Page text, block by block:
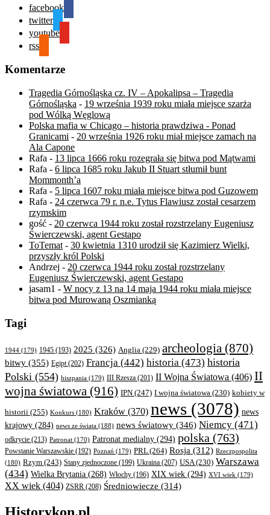
facebook
twitter
youtube
rss
Komentarze
Tragedia Górnośląska cz. IV – Apokalipsa – Tragedia
Górnośląska - 19 września 1939 roku miała miejsce szarża
pod Wólką Węglową
Polska mafia w Chicago – historia prawdziwa - Ponad
Granicami - 20 września 1926 roku miał miejsce zamach na
Ala Capone
Rafa - 13 lipca 1666 roku rozegrała się bitwa pod Mątwami
Rafa - 6 lipca 1685 roku Jakub II Stuart stłumił bunt
Mommonth’a
Rafa - 5 lipca 1607 roku miała miejsce bitwa pod Guzowem
Rafa - 24 czerwca 79 r. n.e. Tytus Flawiusz został cesarzem
rzymskim
gość - 20 czerwca 1944 roku został rozstrzelany Eugeniusz
Świerczewski, agent Gestapo
ToTemat - 30 kwietnia 1310 urodził się Kazimierz Wielki,
przyszły król Polski
Andrzej - 20 czerwca 1944 roku został rozstrzelany
Eugeniusz Świerczewski, agent Gestapo
jasam1 - W nocy z 13 na 14 maja 1944 roku miała miejsce
bitwa pod Murowaną Oszmianką
Tagi
1944 (179) 1945 (193) 2025 (326) Anglia (229) archeologia (870)
bitwy (355) Egipt(202) Francja (442) historia (473) historia
Polski (554) hiszpania (179) III Rzesza (201) II Wojna Światowa (406) II
wojna światowa (916) IPN (247) I wojna światowa (230) kobiety w
historii (255) Konkurs (180) Kraków (370) news (3078) news
krajowy (284) news ze świata (188) news światowy (346) Niemcy (471)
odkrycie (213) Patronat (170) Patronat medialny (294) polska (763)
Powstanie Warszawskie (192) Poznań (179) PRL(264) Rosja (312) Rzeczpospolita
(180) Rzym (243) Stany zjednoczone (199) Ukraina (207) USA(230) Warszawa
(434) Wielka Brytania (268) Włochy (196) XIX wiek (294) XVI wiek (179)
XX wiek (404) ZSRR (208) Średniowiecze (314)